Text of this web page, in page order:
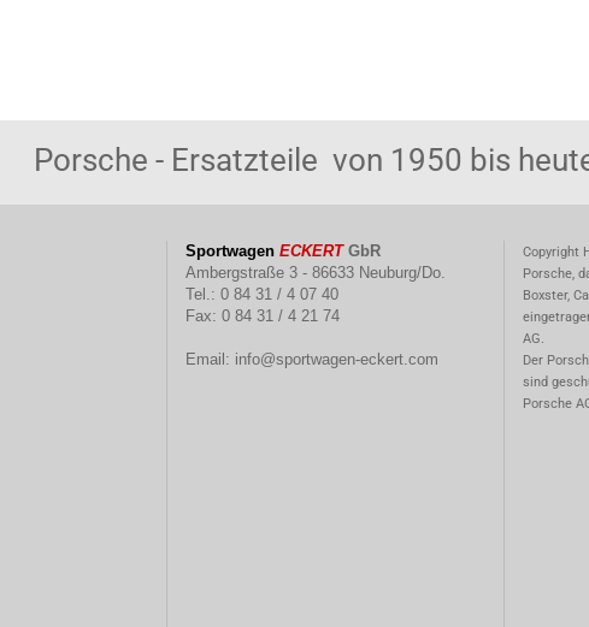
Porsche - Ersatzteile von 1950 bis
Sportwagen ECKERTGbR
Ambergstraße 3 - 86633 Neuburg/Do.
Tel.: 0 84 31 / 4 07 40
Fax: 0 84 31 / 4 21 74
Email: info@sportwagen-eckert.com
Copyright
Porsche,
Boxster,
AG.
Der
sind
Porsche